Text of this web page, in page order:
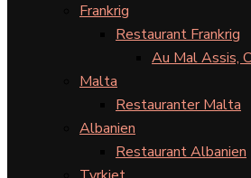
Frankrig
Restaurant Frankrig
Au Mal Assis,
Malta
Restauranter Malta
Albanien
Restaurant Albanien